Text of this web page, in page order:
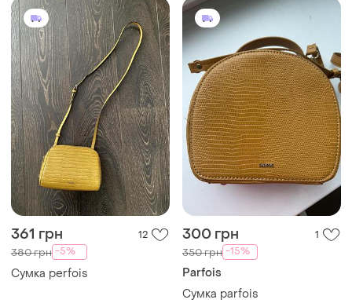
361 грн 12
380 грн -5%
Сумка perfois
300 грн 1
350 грн -15%
Parfois
Сумка parfois